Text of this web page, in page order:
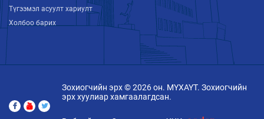
Түгээмэл асуулт хариулт
Холбоо барих
Зохиогчийн эрх © 2026 он. МҮХАҮТ. Зохиогчийн
эрх хуулиар хамгаалагдсан.